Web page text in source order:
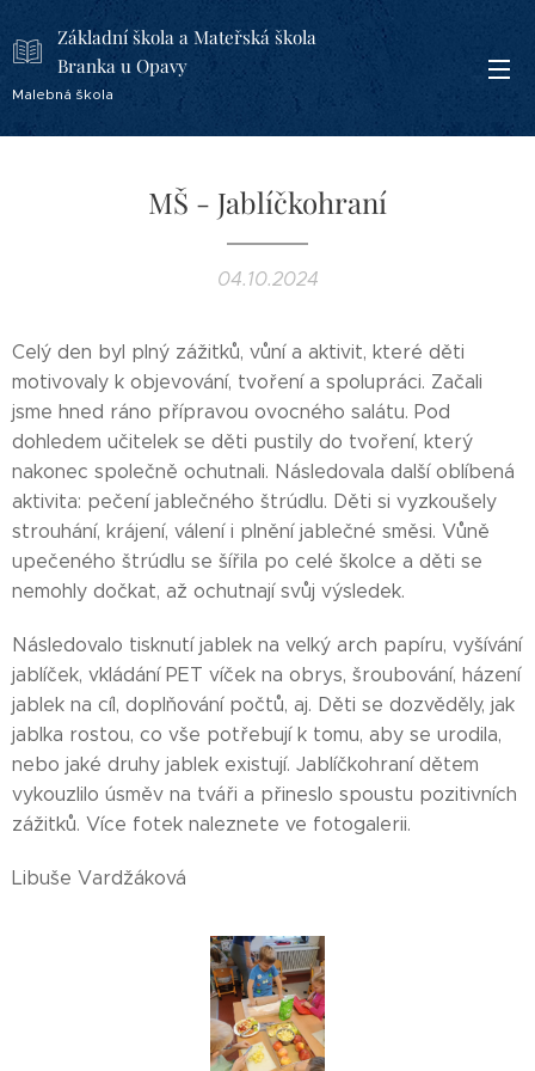
Základní škola a Mateřská škola
Branka u Opavy
Malebná škola
MŠ - Jablíčkohraní
04.10.2024
Celý den byl plný zážitků, vůní a aktivit, které děti
motivovaly k objevování, tvoření a spolupráci. Začali
jsme hned ráno přípravou ovocného salátu. Pod
dohledem učitelek se děti pustily do tvoření, který
nakonec společně ochutnali. Následovala další oblíbená
aktivita: pečení jablečného štrúdlu. Děti si vyzkoušely
strouhání, krájení, válení i plnění jablečné směsi. Vůně
upečeného štrúdlu se šířila po celé školce a děti se
nemohly dočkat, až ochutnají svůj výsledek.
Následovalo tisknutí jablek na velký arch papíru, vyšívání
jablíček, vkládání PET víček na obrys, šroubování, házení
jablek na cíl, doplňování počtů, aj. Děti se dozvěděly, jak
jablka rostou, co vše potřebují k tomu, aby se urodila,
nebo jaké druhy jablek existují. Jablíčkohraní dětem
vykouzlilo úsměv na tváři a přineslo spoustu pozitivních
zážitků. Více fotek naleznete ve fotogalerii.
Libuše Vardžáková